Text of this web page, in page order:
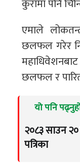
कुरामा पनि
एमाले
छलफल गरेर
छलफल र पारित
यो पनि
२०८३ साउन
पत्रिका